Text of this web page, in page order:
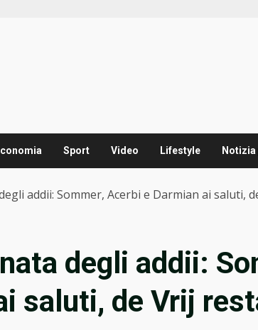
Sport Video Lifestyle
addii: Sommer, Acerbi e Darmian ai saluti,
degli addii:
saluti, de Vrij